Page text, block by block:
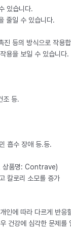
있습니다.
줄일 수 있습니다.
진 등의 방식으로 작용
용을 보일 수 있습니다.
조 등.
흡수 장애 등.등.
품명: Contrave)
칼로리 소모를 증가
인에 따라 다르게 반응
건강에 심각한 문제를